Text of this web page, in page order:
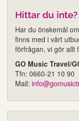
Hittar du inte?
Har du önskemål
finns med i vårt
förfrågan, vi gör allt
GO Music Travel/
Tfn: 0660-21 10 90
Mail: